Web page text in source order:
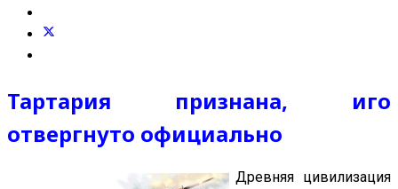
Тартария признана, иго
отвергнуто официально
Древняя цивилизация